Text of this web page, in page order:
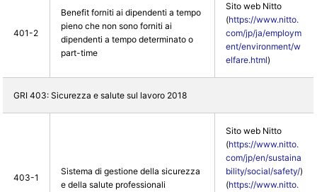
401-2
Benefit forniti ai dipendenti a tempo
pieno che non sono forniti ai
dipendenti a tempo determinato o
part-time
Sito web Nitto
(https://www.nitto.
com/jp/ja/employm
ent/environment/w
elfare.html)
GRI 403: Sicurezza e salute sul lavoro 2018
403-1
Sistema di gestione della sicurezza
e della salute professionali
Sito web Nitto
(https://www.nitto.
com/jp/en/sustaina
bility/social/safety/)
(https://www.nitto.